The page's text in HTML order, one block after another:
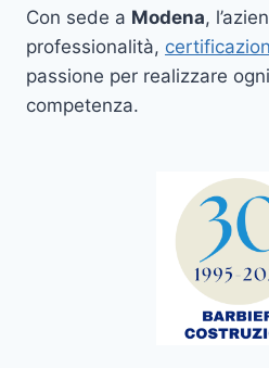
Con sede a Modena,
professionalità,
passione per realizzare
competenza.